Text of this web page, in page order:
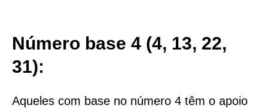
Número base 4 (4, 13, 22,
31):
Aqueles com base no número 4 têm o apoio